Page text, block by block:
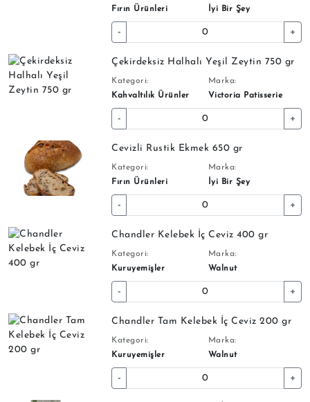
Fırın Ürünleri
İyi Bir Şey
- +
Çekirdeksiz Halhalı Yeşil Zeytin 750 gr
Kategori:
Kahvaltılık Ürünler
Marka:
Victoria Patisserie
- +
Cevizli Rustik Ekmek 650 gr
Kategori:
Fırın Ürünleri
Marka:
İyi Bir Şey
- +
Chandler Kelebek İç Ceviz 400 gr
Kategori:
Kuruyemişler
Marka:
Walnut
- +
Chandler Tam Kelebek İç Ceviz 200 gr
Kategori:
Kuruyemişler
Marka:
Walnut
- +